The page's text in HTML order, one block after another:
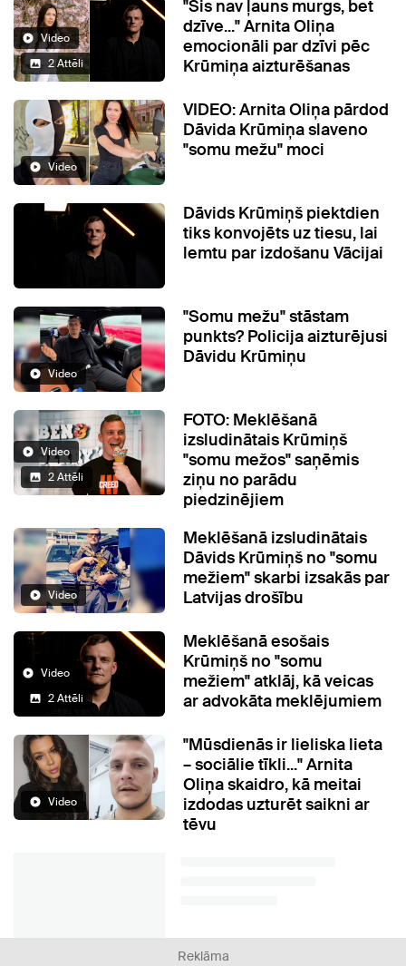
Video
2 Attēli
"Šis nav ļauns murgs, bet
dzīve..." Arnita Oliņa
emocionāli par dzīvi pēc
Krūmiņa aizturēšanas
Video
VIDEO: Arnita Oliņa pārdod
Dāvida Krūmiņa slaveno
"somu mežu" moci
Dāvids Krūmiņš piektdien
tiks konvojēts uz tiesu, lai
lemtu par izdošanu Vācijai
Video
"Somu mežu" stāstam
punkts? Policija aizturējusi
Dāvidu Krūmiņu
Video
2 Attēli
FOTO: Meklēšanā
izsludinātais Krūmiņš
"somu mežos" saņēmis
ziņu no parādu
piedzinējiem
Video
Meklēšanā izsludinātais
Dāvids Krūmiņš no "somu
mežiem" skarbi izsakās par
Latvijas drošību
Video
2 Attēli
Meklēšanā esošais
Krūmiņš no "somu
mežiem" atklāj, kā veicas
ar advokāta meklējumiem
Video
"Mūsdienās ir lieliska lieta
– sociālie tīkli..." Arnita
Oliņa skaidro, kā meitai
izdodas uzturēt saikni ar
tēvu
Reklāma